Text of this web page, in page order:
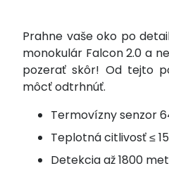
Prahne vaše oko po
monokulár Falcon 2.0 a
pozerať skôr! Od tejto
môcť odtrhnúť.
Termovízny senzor
Teplotná citlivosť ≤
Detekcia až 1800